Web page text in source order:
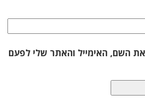
השם, האימייל והאתר שלי לפעם